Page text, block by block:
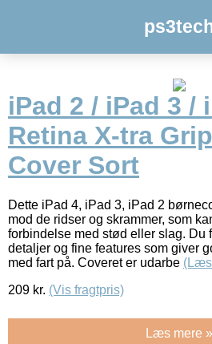
iPad 2 / iPad 3 /
Retina X-tra
Cover Sort
Dette iPad 4, iPad 3, iPad 2
mod de ridser og skrammer, som
forbindelse med stød eller slag. Du
detaljer og fine features som giver
med fart på. Coveret er udarbe
209 kr. (Vis fragtpris)
Læs mere »